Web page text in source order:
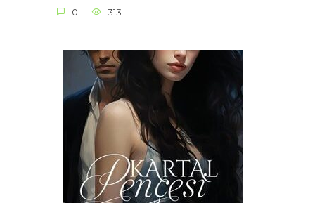
0 313